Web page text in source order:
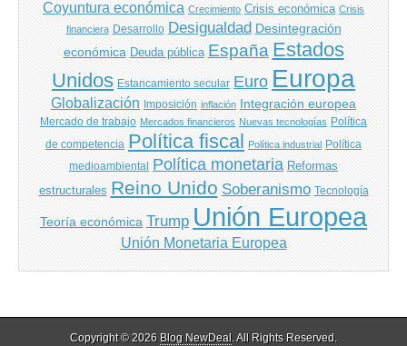
Coyuntura económica Crecimiento Crisis económica Crisis
financiera Desarrollo Desigualdad Desintegración
económica Deuda pública España Estados
Unidos Estancamiento secular Euro Europa
Globalización Imposición inflación Integración europea
Mercado de trabajo Mercados financieros Nuevas tecnologías Política
de competencia Política fiscal Política industrial Política
medioambiental Política monetaria Reformas
estructurales Reino Unido Soberanismo Tecnología
Teoría económica Trump Unión Europea
Unión Monetaria Europea
Copyright © 2026 Blog NewDeal. All Rights Reserved.